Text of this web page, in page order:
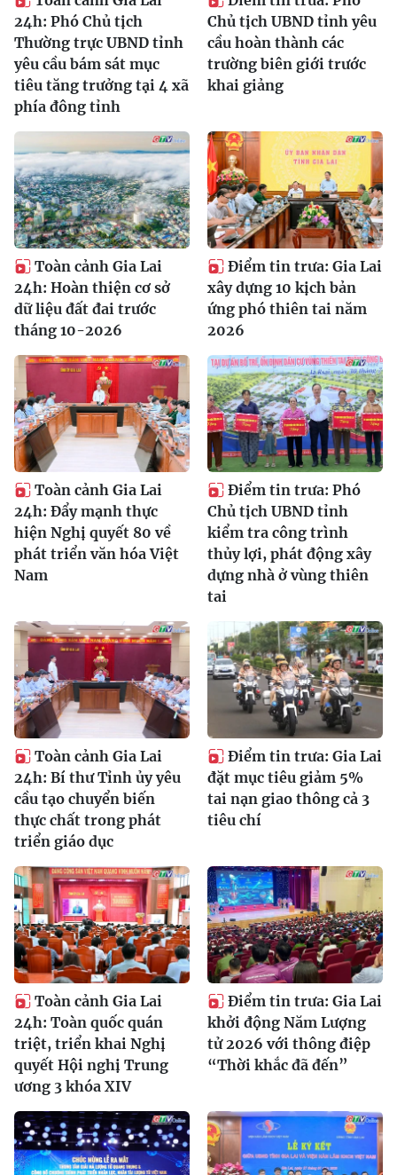
24h: Phó Chủ tịch
Thường trực UBND tỉnh
yêu cầu bám sát mục
tiêu tăng trưởng tại 4 xã
phía đông tỉnh
Chủ tịch UBND tỉnh yêu
cầu hoàn thành các
trường biên giới trước
khai giảng
Toàn cảnh Gia Lai
24h: Hoàn thiện cơ sở
dữ liệu đất đai trước
tháng 10-2026
Điểm tin trưa: Gia Lai
xây dựng 10 kịch bản
ứng phó thiên tai năm
2026
Toàn cảnh Gia Lai
24h: Đẩy mạnh thực
hiện Nghị quyết 80 về
phát triển văn hóa Việt
Nam
Điểm tin trưa: Phó
Chủ tịch UBND tỉnh
kiểm tra công trình
thủy lợi, phát động xây
dựng nhà ở vùng thiên
tai
Toàn cảnh Gia Lai
24h: Bí thư Tỉnh ủy yêu
cầu tạo chuyển biến
thực chất trong phát
triển giáo dục
Điểm tin trưa: Gia Lai
đặt mục tiêu giảm 5%
tai nạn giao thông cả 3
tiêu chí
Toàn cảnh Gia Lai
24h: Toàn quốc quán
triệt, triển khai Nghị
quyết Hội nghị Trung
ương 3 khóa XIV
Điểm tin trưa: Gia Lai
khởi động Năm Lượng
tử 2026 với thông điệp
“Thời khắc đã đến”